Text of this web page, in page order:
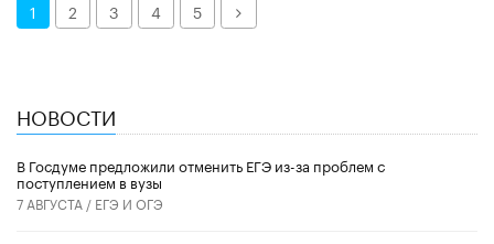
1 2 3 4 5 Далее
НОВОСТИ
В Госдуме предложили отменить ЕГЭ из-за проблем с
поступлением в вузы
7 АВГУСТА / ЕГЭ И ОГЭ